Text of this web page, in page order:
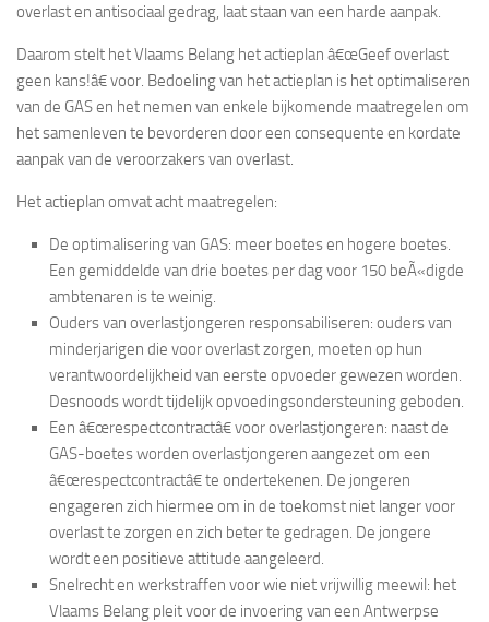
overlast en antisociaal gedrag, laat staan van een harde aanpak.
Daarom stelt het Vlaams Belang het actieplan â€œGeef overlast
geen kans!â€ voor. Bedoeling van het actieplan is het optimaliseren
van de GAS en het nemen van enkele bijkomende maatregelen om
het samenleven te bevorderen door een consequente en kordate
aanpak van de veroorzakers van overlast.
Het actieplan omvat acht maatregelen:
De optimalisering van GAS: meer boetes en hogere boetes.
Een gemiddelde van drie boetes per dag voor 150 beÃ«digde
ambtenaren is te weinig.
Ouders van overlastjongeren responsabiliseren: ouders van
minderjarigen die voor overlast zorgen, moeten op hun
verantwoordelijkheid van eerste opvoeder gewezen worden.
Desnoods wordt tijdelijk opvoedingsondersteuning geboden.
Een â€œrespectcontractâ€ voor overlastjongeren: naast de
GAS-boetes worden overlastjongeren aangezet om een
â€œrespectcontractâ€ te ondertekenen. De jongeren
engageren zich hiermee om in de toekomst niet langer voor
overlast te zorgen en zich beter te gedragen. De jongere
wordt een positieve attitude aangeleerd.
Snelrecht en werkstraffen voor wie niet vrijwillig meewil: het
Vlaams Belang pleit voor de invoering van een Antwerpse